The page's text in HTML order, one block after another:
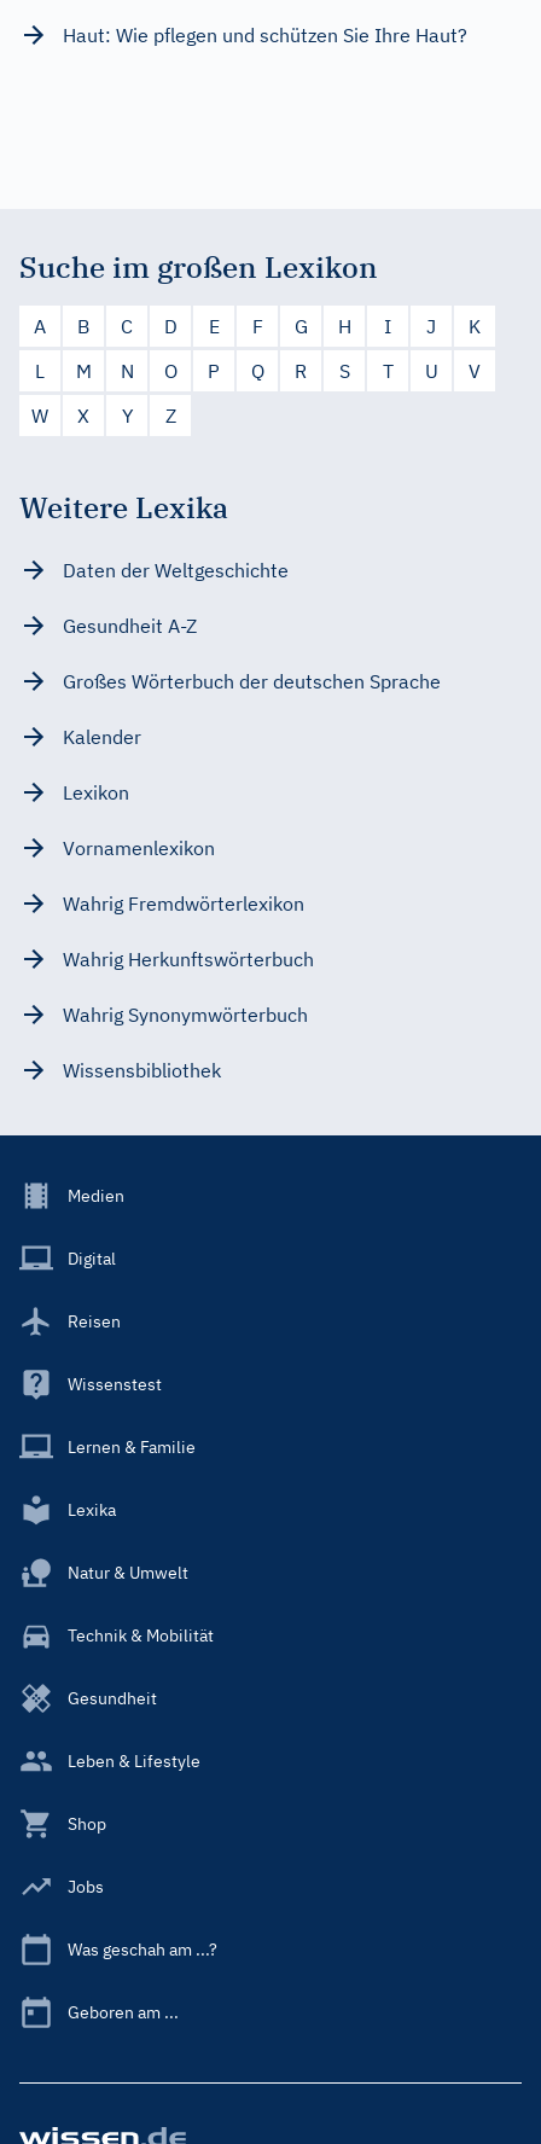
Haut: Wie pflegen und schützen Sie Ihre Haut?
Suche im großen Lexikon
A B C D E F G H I J
K
L
M N O P Q R S T U
V
W
X Y Z
Weitere Lexika
Daten der Weltgeschichte
Gesundheit A-Z
Großes Wörterbuch der deutschen Sprache
Kalender
Lexikon
Vornamenlexikon
Wahrig Fremdwörterlexikon
Wahrig Herkunftswörterbuch
Wahrig Synonymwörterbuch
Wissensbibliothek
Footer
Main
Medien
Digital
Reisen
Wissenstest
Lernen & Familie
Lexika
Natur & Umwelt
Technik & Mobilität
Gesundheit
Leben & Lifestyle
Shop
Jobs
Was geschah am ...?
Geboren am ...